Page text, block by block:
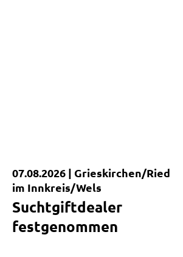
Kurzmeldung
07.08.2026 | Grieskirchen/Ried
im Innkreis/Wels
Suchtgiftdealer
festgenommen